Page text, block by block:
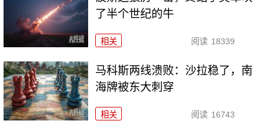
了半个世纪的牛
相关 阅读 18339
马科斯两线溃败：沙拉稳了，南
海牌被东大刺穿
相关 阅读 16743